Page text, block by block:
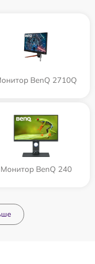
BenQ 2710Q
Монитор BenQ 240